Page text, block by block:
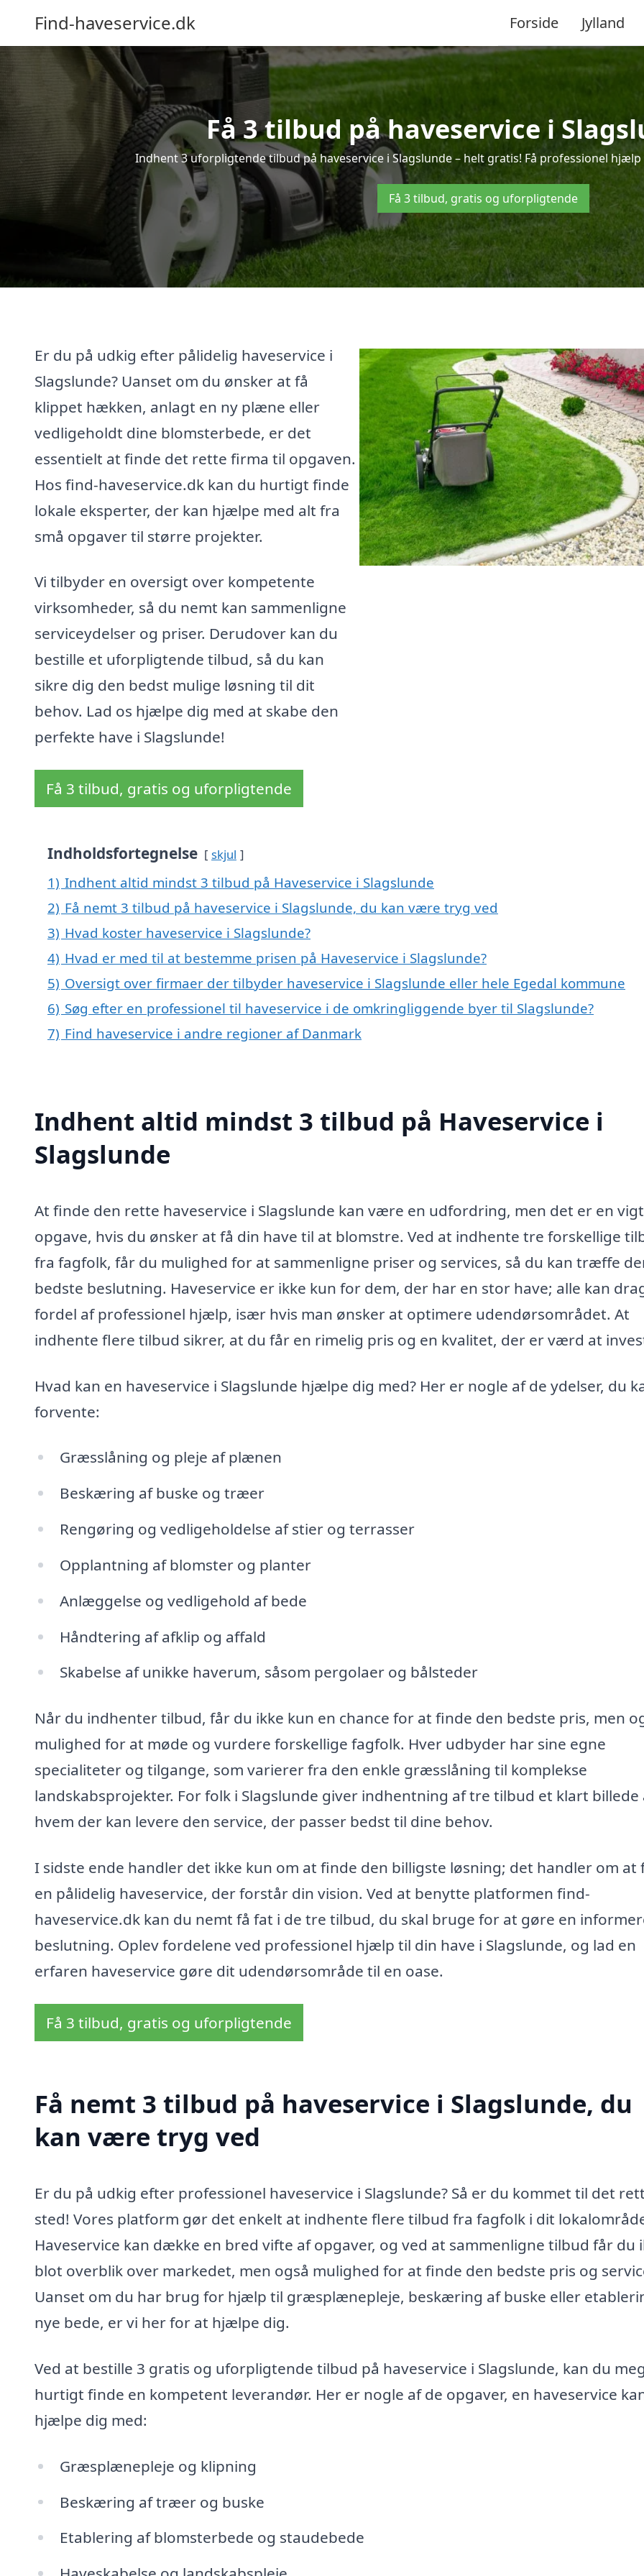
Find-haveservice.dk Forside Jylland
Få 3 tilbud på haveservice i
Indhent 3 uforpligtende tilbud på haveservice i Slagslunde – helt gratis! Få professionel
Få 3 tilbud, gratis og uforpligtende
Er du på udkig efter pålidelig haveservice i
Slagslunde? Uanset om du ønsker at få
klippet hækken, anlagt en ny plæne eller
vedligeholdt dine blomsterbede, er det
essentielt at finde det rette firma til opgaven.
Hos find-haveservice.dk kan du hurtigt finde
lokale eksperter, der kan hjælpe med alt fra
små opgaver til større projekter.
Vi tilbyder en oversigt over kompetente
virksomheder, så du nemt kan sammenligne
serviceydelser og priser. Derudover kan du
bestille et uforpligtende tilbud, så du kan
sikre dig den bedst mulige løsning til dit
behov. Lad os hjælpe dig med at skabe den
perfekte have i Slagslunde!
Få 3 tilbud, gratis og uforpligtende
Indholdsfortegnelse skjul
1) Indhent altid mindst 3 tilbud på Haveservice i Slagslunde
2) Få nemt 3 tilbud på haveservice i Slagslunde, du kan være tryg ved
3) Hvad koster haveservice i Slagslunde?
4) Hvad er med til at bestemme prisen på Haveservice i Slagslunde?
5) Oversigt over firmaer der tilbyder haveservice i Slagslunde eller hele Egedal kommune
6) Søg efter en professionel til haveservice i de omkringliggende byer til Slagslunde?
7) Find haveservice i andre regioner af Danmark
Indhent altid mindst 3 tilbud på Haveservice i
Slagslunde
At finde den rette haveservice i Slagslunde kan være en udfordring, men det er en
opgave, hvis du ønsker at få din have til at blomstre. Ved at indhente tre forskellige
fra fagfolk, får du mulighed for at sammenligne priser og services, så du kan træffe
bedste beslutning. Haveservice er ikke kun for dem, der har en stor have; alle kan
fordel af professionel hjælp, især hvis man ønsker at optimere udendørsområdet. At
indhente flere tilbud sikrer, at du får en rimelig pris og en kvalitet, der er værd at
Hvad kan en haveservice i Slagslunde hjælpe dig med? Her er nogle af de ydelser, du
forvente:
Græsslåning og pleje af plænen
Beskæring af buske og træer
Rengøring og vedligeholdelse af stier og terrasser
Opplantning af blomster og planter
Anlæggelse og vedligehold af bede
Håndtering af afklip og affald
Skabelse af unikke haverum, såsom pergolaer og bålsteder
Når du indhenter tilbud, får du ikke kun en chance for at finde den bedste pris, men
mulighed for at møde og vurdere forskellige fagfolk. Hver udbyder har sine egne
specialiteter og tilgange, som varierer fra den enkle græsslåning til komplekse
landskabsprojekter. For folk i Slagslunde giver indhentning af tre tilbud et klart billede
hvem der kan levere den service, der passer bedst til dine behov.
I sidste ende handler det ikke kun om at finde den billigste løsning; det handler om at
en pålidelig haveservice, der forstår din vision. Ved at benytte platformen find-
haveservice.dk kan du nemt få fat i de tre tilbud, du skal bruge for at gøre en
beslutning. Oplev fordelene ved professionel hjælp til din have i Slagslunde, og lad en
erfaren haveservice gøre dit udendørsområde til en oase.
Få 3 tilbud, gratis og uforpligtende
Få nemt 3 tilbud på haveservice i Slagslunde, du
kan være tryg ved
Er du på udkig efter professionel haveservice i Slagslunde? Så er du kommet til det
sted! Vores platform gør det enkelt at indhente flere tilbud fra fagfolk i dit
Haveservice kan dække en bred vifte af opgaver, og ved at sammenligne tilbud får du
blot overblik over markedet, men også mulighed for at finde den bedste pris og
Uanset om du har brug for hjælp til græsplænepleje, beskæring af buske eller
nye bede, er vi her for at hjælpe dig.
Ved at bestille 3 gratis og uforpligtende tilbud på haveservice i Slagslunde, kan du
hurtigt finde en kompetent leverandør. Her er nogle af de opgaver, en haveservice
hjælpe dig med:
Græsplænepleje og klipning
Beskæring af træer og buske
Etablering af blomsterbede og staudebede